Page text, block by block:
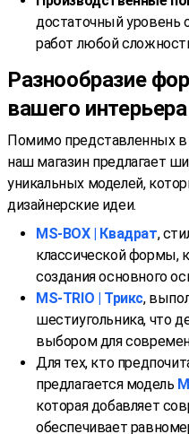
достаточный уровень
работ любой
Разнообразие
вашего интерьера
Помимо представленных в
наш магазин предлагает
уникальных моделей,
дизайнерские идеи.
MS-BOX | Квадрат,
классической формы,
создания основного
MS-TRIO | Трикс,
шестиугольника, что
выбором для
Для тех, кто
предлагается модель
которая добавляет
обеспечивает